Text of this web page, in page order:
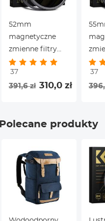
52mm
magnetyczne
zmienne filtry
obiektywu ND8-
ND128 (3-7
stopni) - Nano-X
37
391,6 zł 310,0 zł
37
Polecane produkty